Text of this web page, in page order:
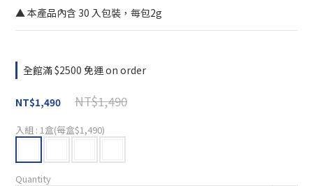
▲ 本產品內含 30 入包裝，每包2g
全館滿 $2500 免運 on order
NT$1,490
NT$1,490
入組 : 1盒(每盒$1,490)
Quantity